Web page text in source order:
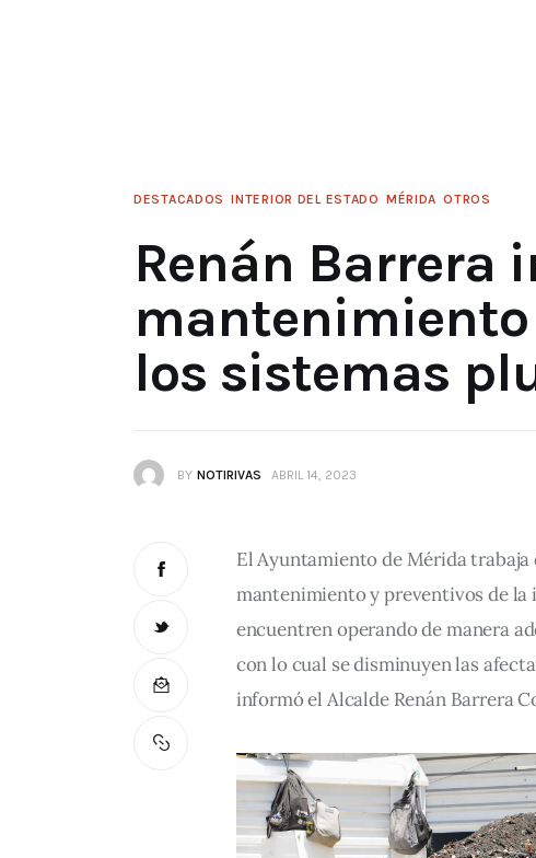
DESTACADOS INTERIOR DEL ESTADO MÉRIDA OTROS
Renán Barrera
los sistemas
BY NOTIRIVAS ABRIL 14, 2023
El Ayuntamiento de Mérida
mantenimiento y preventivos de
encuentren operando de manera
con lo cual se disminuyen las
informó el Alcalde Renán Barrera